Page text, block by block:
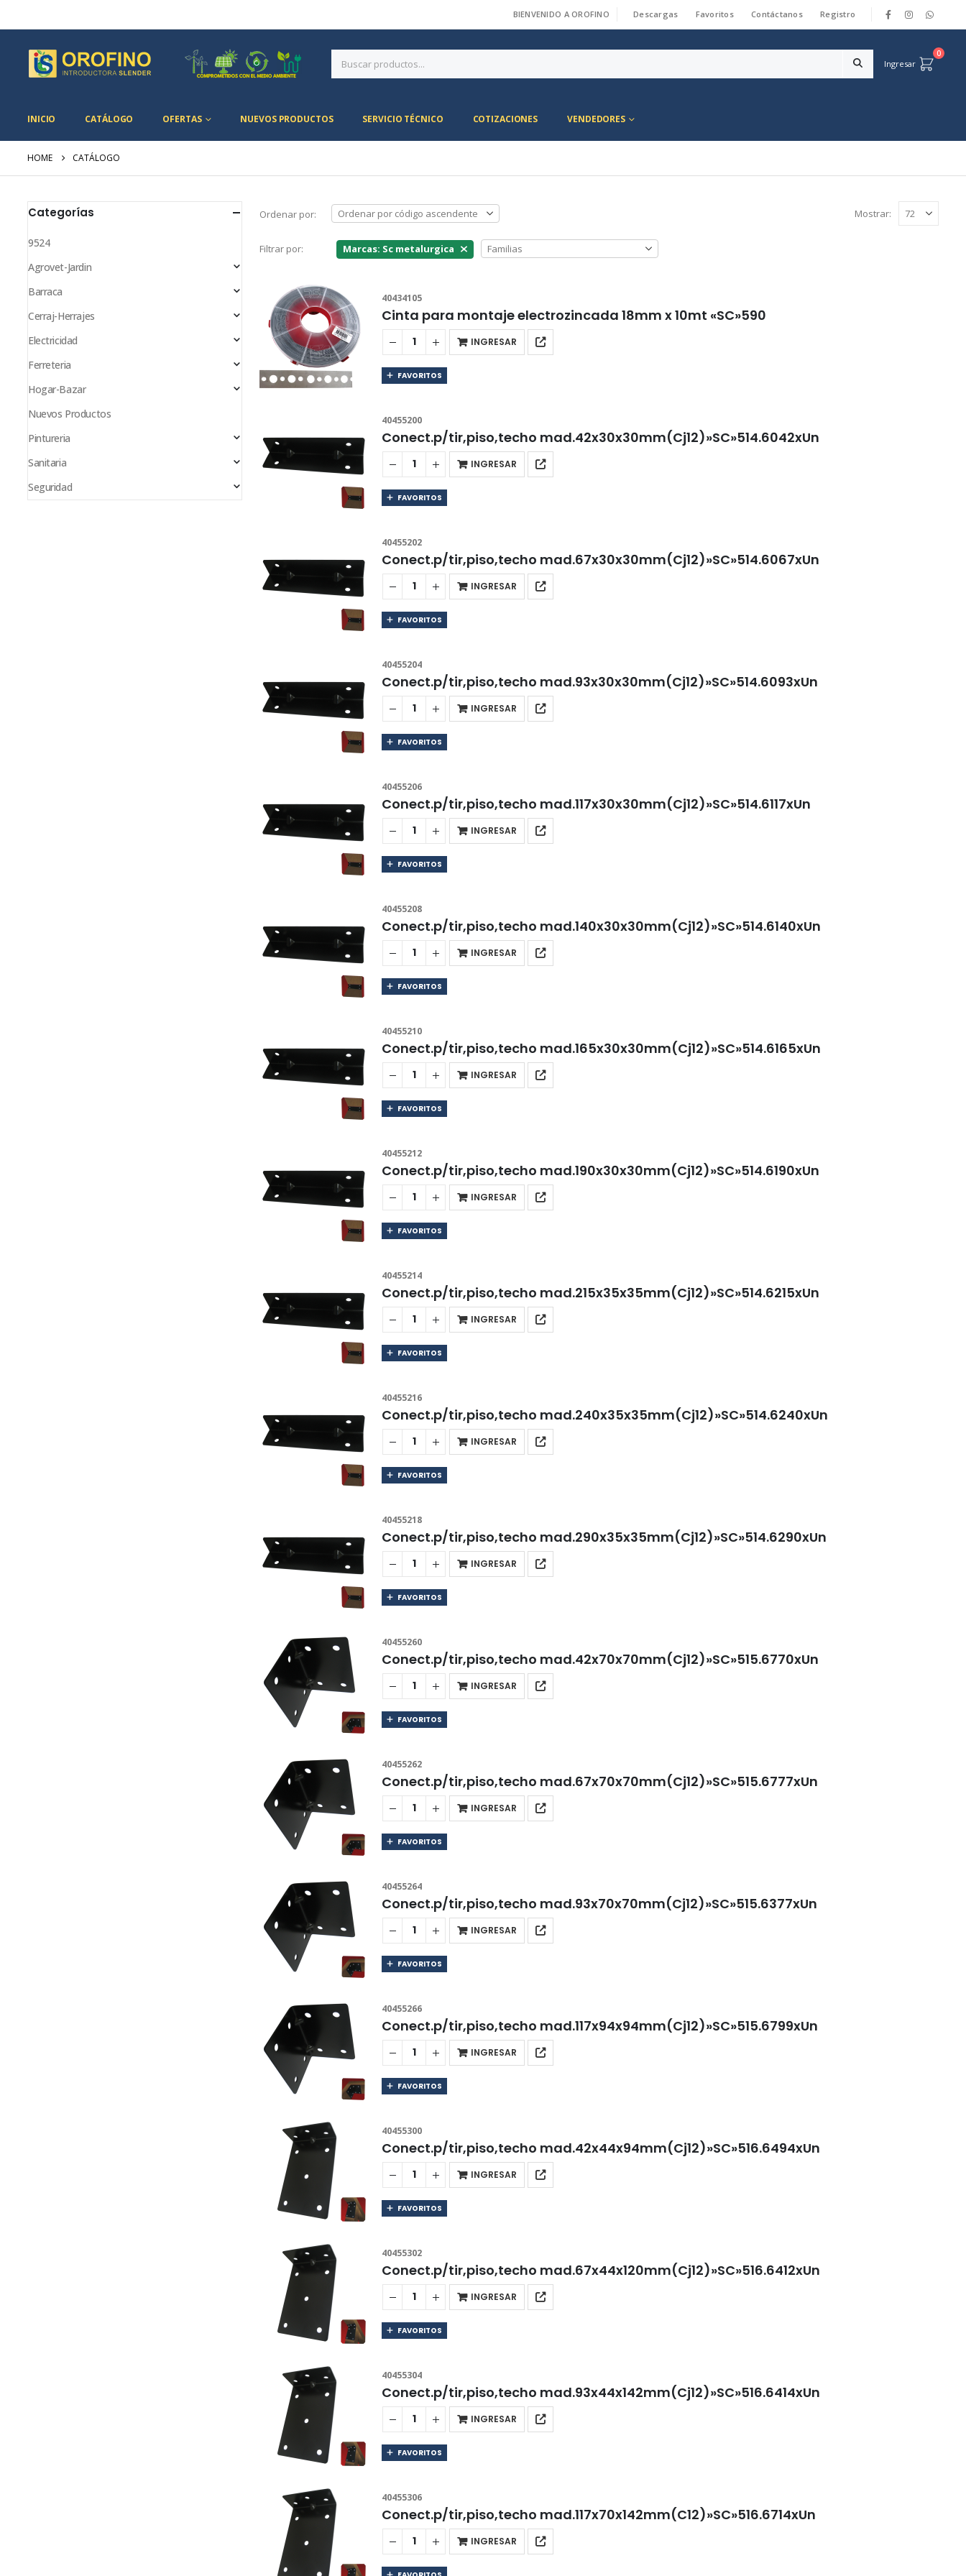
BIENVENIDO A OROFINO Descargas Favoritos Contáctanos Registro
Ingresar
0
INICIO CATÁLOGO OFERTAS NUEVOS PRODUCTOS SERVICIO TÉCNICO COTIZACIONES VENDEDORES
HOME CATÁLOGO
Ordenar por: Mostrar:
Filtrar por: Marcas: Sc metalurgica
40434105
Cinta para montaje electrozincada 18mm x 10mt «SC»590
INGRESAR
FAVORITOS
40455200
Conect.p/tir,piso,techo mad.42x30x30mm(Cj12)»SC»514.6042xUn
INGRESAR
FAVORITOS
40455202
Conect.p/tir,piso,techo mad.67x30x30mm(Cj12)»SC»514.6067xUn
INGRESAR
FAVORITOS
40455204
Conect.p/tir,piso,techo mad.93x30x30mm(Cj12)»SC»514.6093xUn
INGRESAR
FAVORITOS
40455206
Conect.p/tir,piso,techo mad.117x30x30mm(Cj12)»SC»514.6117xUn
INGRESAR
FAVORITOS
40455208
Conect.p/tir,piso,techo mad.140x30x30mm(Cj12)»SC»514.6140xUn
INGRESAR
FAVORITOS
40455210
Conect.p/tir,piso,techo mad.165x30x30mm(Cj12)»SC»514.6165xUn
INGRESAR
FAVORITOS
40455212
Conect.p/tir,piso,techo mad.190x30x30mm(Cj12)»SC»514.6190xUn
INGRESAR
FAVORITOS
40455214
Conect.p/tir,piso,techo mad.215x35x35mm(Cj12)»SC»514.6215xUn
INGRESAR
FAVORITOS
40455216
Conect.p/tir,piso,techo mad.240x35x35mm(Cj12)»SC»514.6240xUn
INGRESAR
FAVORITOS
40455218
Conect.p/tir,piso,techo mad.290x35x35mm(Cj12)»SC»514.6290xUn
INGRESAR
FAVORITOS
40455260
Conect.p/tir,piso,techo mad.42x70x70mm(Cj12)»SC»515.6770xUn
INGRESAR
FAVORITOS
40455262
Conect.p/tir,piso,techo mad.67x70x70mm(Cj12)»SC»515.6777xUn
INGRESAR
FAVORITOS
40455264
Conect.p/tir,piso,techo mad.93x70x70mm(Cj12)»SC»515.6377xUn
INGRESAR
FAVORITOS
40455266
Conect.p/tir,piso,techo mad.117x94x94mm(Cj12)»SC»515.6799xUn
INGRESAR
FAVORITOS
40455300
Conect.p/tir,piso,techo mad.42x44x94mm(Cj12)»SC»516.6494xUn
INGRESAR
FAVORITOS
40455302
Conect.p/tir,piso,techo mad.67x44x120mm(Cj12)»SC»516.6412xUn
INGRESAR
FAVORITOS
40455304
Conect.p/tir,piso,techo mad.93x44x142mm(Cj12)»SC»516.6414xUn
INGRESAR
FAVORITOS
40455306
Conect.p/tir,piso,techo mad.117x70x142mm(C12)»SC»516.6714xUn
INGRESAR
Categorías
9524
Agrovet-Jardin
Barraca
Cerraj-Herrajes
Electricidad
Ferreteria
Hogar-Bazar
Nuevos Productos
Pintureria
Sanitaria
Seguridad